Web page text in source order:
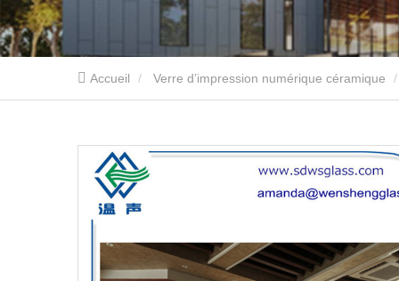
Accueil Verre d’impression numérique céramique